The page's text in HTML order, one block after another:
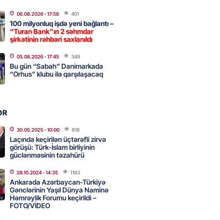
- 10:22 335
nişanında mediaya hücum
VİDEO
- 09:11 175
cərrahiyyə təhlükəsi:
Hospital”da sertifikatsız
06.08.2026- 17:58 401
100 milyonluq işdə yeni bağlantı –
“Turan Bank”ın 2 səhmdar
şirkətinin rəhbəri saxlanıldı
05.08.2026- 17:45 349
Bu gün “Sabah” Danimarkada
“Orhus” klubu ilə qarşılaşacaq
30.05.2025- 10:00 818
Laçında keçirilən üçtərəfli zirvə
görüşü: Türk-İslam birliyinin
güclənməsinin təzahürü
28.10.2024- 14:35 1183
Ankarada Azərbaycan-Türkiyə
Gənclərinin Yaşıl Dünya Naminə
Həmrəylik Forumu keçirildi –
FOTO/VİDEO